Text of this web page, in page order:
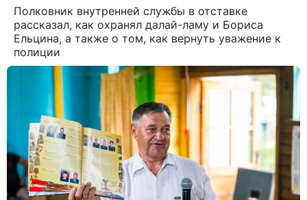
Полковник внутренней службы в отставке
рассказал, как охранял далай-ламу и Бориса
Ельцина, а также о том, как вернуть уважение к
полиции